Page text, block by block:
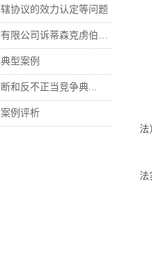
协议的效力认定等问题
公司诉蒂森克虏伯冶...
型案例
和反不正当竞争典...
例评析